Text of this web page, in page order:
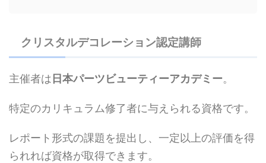
クリスタルデコレーション認定講師
主催者は 日本パーツビューティーアカデミー。
特定のカリキュラム修了者に与えられる資格です。
レポート形式の課題を提出し、一定以上の評価を得
られれば資格が取得できます。